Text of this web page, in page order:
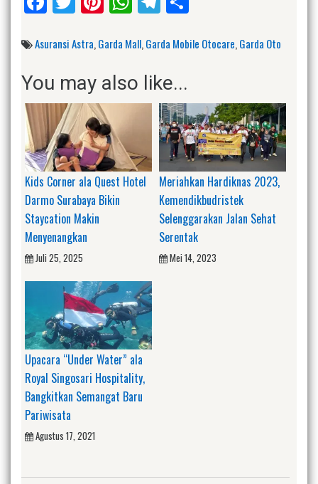
Asuransi Astra,Garda Mall,Garda Mobile Otocare,Garda Oto
You may also like...
Kids Corner ala Quest Hotel
Darmo Surabaya Bikin
Staycation Makin
Menyenangkan
Juli 25, 2025
Meriahkan Hardiknas 2023,
Kemendikbudristek
Selenggarakan Jalan Sehat
Serentak
Mei 14, 2023
Upacara “Under Water” ala
Royal Singosari Hospitality,
Bangkitkan Semangat Baru
Pariwisata
Agustus 17, 2021